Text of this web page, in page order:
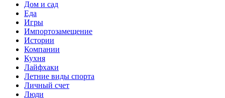
Дом и сад
Еда
Игры
Импортозамещение
Истории
Компании
Кухня
Лайфхаки
Летние виды спорта
Личный счет
Люди